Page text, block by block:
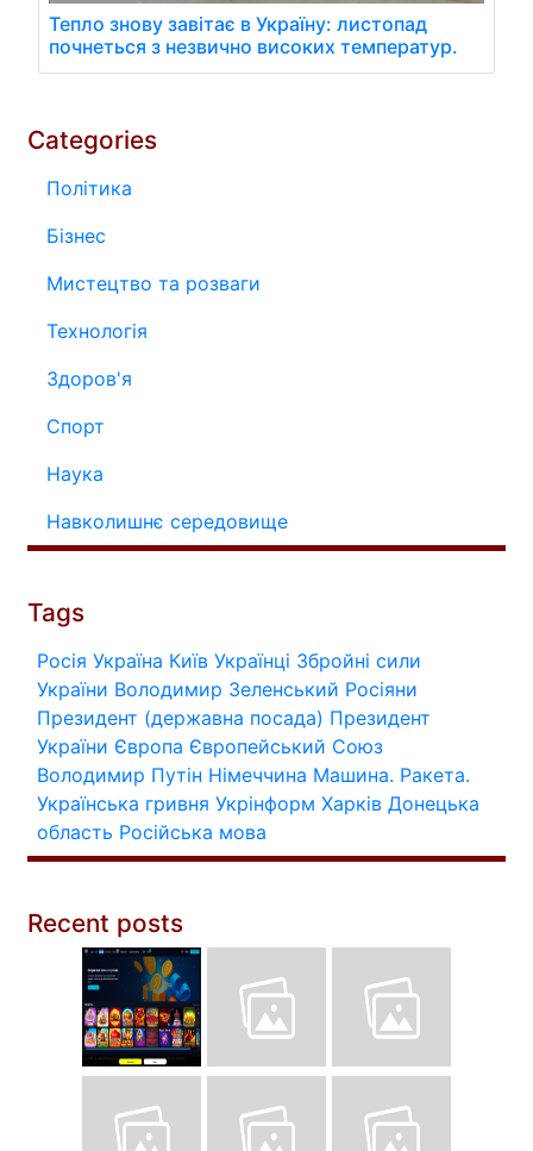
Тепло знову завітає в Україну: листопад
почнеться з незвично високих температур.
Categories
Політика
Бізнес
Мистецтво та розваги
Технологія
Здоров'я
Спорт
Наука
Навколишнє середовище
Tags
Росія Україна Київ Українці Збройні сили
України Володимир Зеленський Росіяни
Президент (державна посада) Президент
України Європа Європейський Союз
Володимир Путін Німеччина Машина. Ракета.
Українська гривня Укрінформ Харків Донецька
область Російська мова
Recent posts